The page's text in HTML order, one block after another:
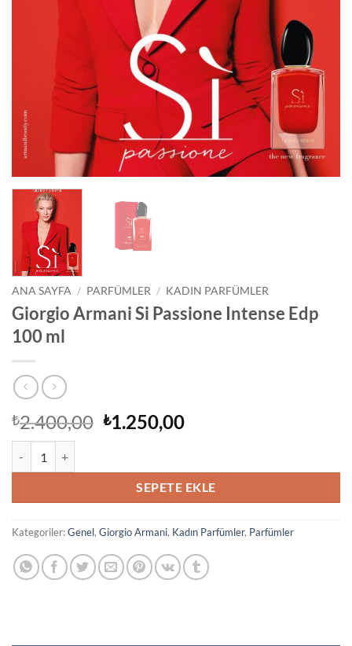
ANA SAYFA / PARFÜMLER / KADIN PARFÜMLER
Giorgio Armani Si Passione Intense Edp
100 ml
₺2.400,00 Orijinal
₺1.250,00Şu
₺1.250,00.
SEPETE EKLE
Kategoriler:Genel, Giorgio Armani, Kadın Parfümler, Parfümler